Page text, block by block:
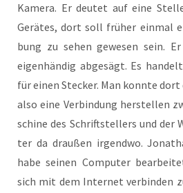
Kame­ra. Er deu­tet auf eine
Gerä­tes, dort soll frü­her ein­mal
bung zu sehen gewe­sen sein.
eigen­hän­dig abge­sägt. Es
für einen Ste­cker. Man konn­te
also eine Ver­bin­dung her­stel­len
schi­ne des Schrift­stel­lers und der
ter da drau­ßen irgend­wo.
habe sei­nen Com­pu­ter
sich mit dem Inter­net ver­bin­den